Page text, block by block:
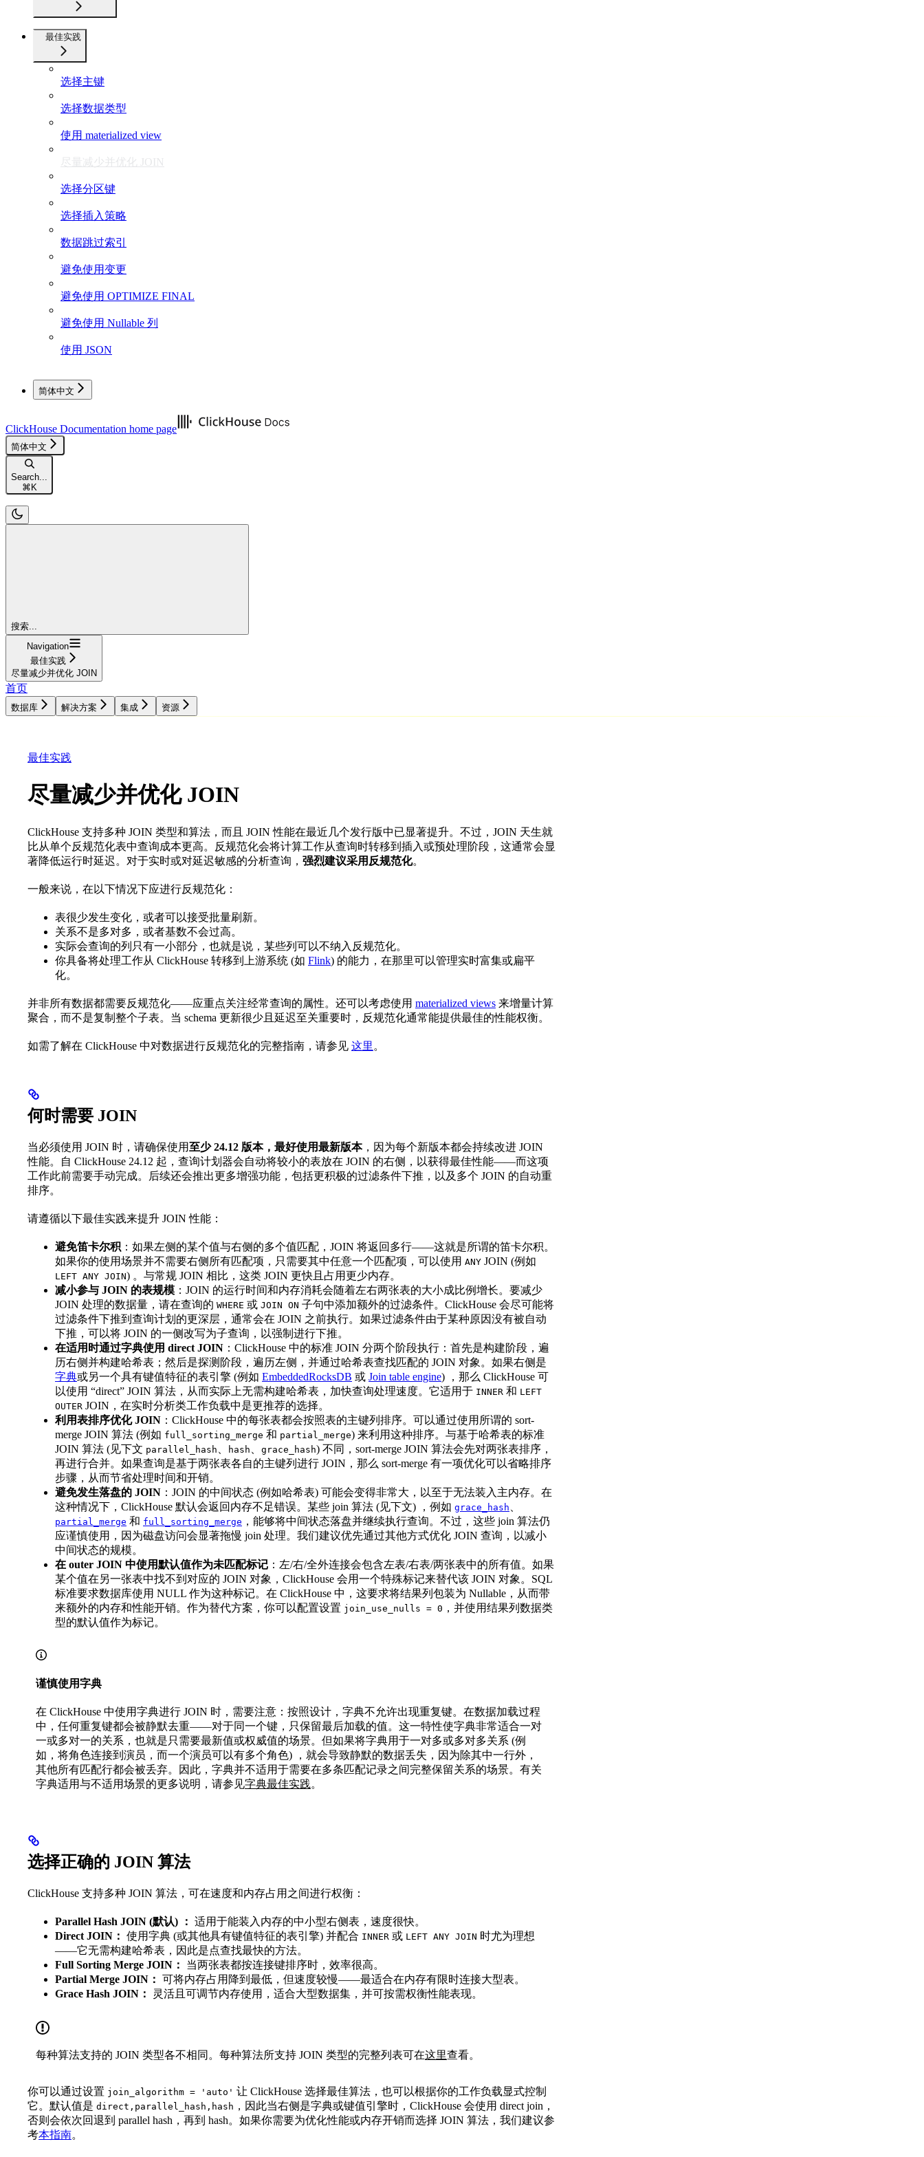
最佳实践
选择主键
选择数据类型
使用 materialized view
尽量减少并优化 JOIN
选择分区键
选择插入策略
数据跳过索引
避免使用变更
避免使用 OPTIMIZE FINAL
避免使用 Nullable 列
使用 JSON
简体中文
ClickHouse Documentation home page
简体中文
Search...
⌘ K
搜索...
Navigation
最佳实践
尽量减少并优化 JOIN
首页
数据库 解决方案 集成 资源
最佳实践
尽量减少并优化 JOIN
ClickHouse 支持多种 JOIN 类型和算法，而且 JOIN 性能在最近几个发行版中已显著提升。不过，JOIN 天生就
比从单个反规范化表中查询成本更高。反规范化会将计算工作从查询时转移到插入或预处理阶段，这通常会显
著降低运行时延迟。对于实时或对延迟敏感的分析查询， 强烈建议采用反规范化。
一般来说，在以下情况下应进行反规范化：
表很少发生变化，或者可以接受批量刷新。
关系不是多对多，或者基数不会过高。
实际会查询的列只有一小部分，也就是说，某些列可以不纳入反规范化。
你具备将处理工作从 ClickHouse 转移到上游系统 (如 Flink) 的能力，在那里可以管理实时富集或扁平
化。
并非所有数据都需要反规范化——应重点关注经常查询的属性。还可以考虑使用 materialized views 来增量计算
聚合，而不是复制整个子表。当 schema 更新很少且延迟至关重要时，反规范化通常能提供最佳的性能权衡。
如需了解在 ClickHouse 中对数据进行反规范化的完整指南，请参见 这里 。
何时需要 JOIN
当必须使用 JOIN 时，请确保使用至少 24.12 版本，最好使用最新版本，因为每个新版本都会持续改进 JOIN
性能。自 ClickHouse 24.12 起，查询计划器会自动将较小的表放在 JOIN 的右侧，以获得最佳性能——而这项
工作此前需要手动完成。后续还会推出更多增强功能，包括更积极的过滤条件下推，以及多个 JOIN 的自动重
排序。
请遵循以下最佳实践来提升 JOIN 性能：
避免笛卡尔积 ：如果左侧的某个值与右侧的多个值匹配，JOIN 将返回多行——这就是所谓的笛卡尔积。
如果你的使用场景并不需要右侧所有匹配项，只需要其中任意一个匹配项，可以使用 ANY JOIN (例如
LEFT ANY JOIN) 。与常规 JOIN 相比，这类 JOIN 更快且占用更少内存。
减小参与 JOIN 的表规模 ：JOIN 的运行时间和内存消耗会随着左右两张表的大小成比例增长。要减少
JOIN 处理的数据量，请在查询的 WHERE 或 JOIN ON 子句中添加额外的过滤条件。ClickHouse 会尽可能将
过滤条件下推到查询计划的更深层，通常会在 JOIN 之前执行。如果过滤条件由于某种原因没有被自动
下推，可以将 JOIN 的一侧改写为子查询，以强制进行下推。
在适用时通过字典使用 direct JOIN ：ClickHouse 中的标准 JOIN 分两个阶段执行：首先是构建阶段，遍
历右侧并构建哈希表；然后是探测阶段，遍历左侧，并通过哈希表查找匹配的 JOIN 对象。如果右侧是
字典或另一个具有键值特征的表引擎 (例如 EmbeddedRocksDB 或 Join table engine) ，那么 ClickHouse 可
以使用 “direct” JOIN 算法，从而实际上无需构建哈希表，加快查询处理速度。它适用于 INNER 和 LEFT
OUTER JOIN，在实时分析类工作负载中是更推荐的选择。
利用表排序优化 JOIN ：ClickHouse 中的每张表都会按照表的主键列排序。可以通过使用所谓的 sort-
merge JOIN 算法 (例如 full_sorting_merge 和 partial_merge) 来利用这种排序。与基于哈希表的标准
JOIN 算法 (见下文 parallel_hash hash grace_hash) 不同，sort-merge JOIN 算法会先对两张表排序，
再进行合并。如果查询是基于两张表各自的主键列进行 JOIN，那么 sort-merge 有一项优化可以省略排序
步骤，从而节省处理时间和开销。
避免发生落盘的 JOIN ：JOIN 的中间状态 (例如哈希表) 可能会变得非常大，以至于无法装入主内存。在
这种情况下，ClickHouse 默认会返回内存不足错误。某些 join 算法 (见下文) ，例如 grace_hash
partial_merge 和 full_sorting_merge ，能够将中间状态落盘并继续执行查询。不过，这些 join 算法仍
应谨慎使用，因为磁盘访问会显著拖慢 join 处理。我们建议优先通过其他方式优化 JOIN 查询，以减小
中间状态的规模。
在 outer JOIN 中使用默认值作为未匹配标记 ：左/右/全外连接会包含左表/右表/两张表中的所有值。如果
某个值在另一张表中找不到对应的 JOIN 对象，ClickHouse 会用一个特殊标记来替代该 JOIN 对象。SQL
标准要求数据库使用 NULL 作为这种标记。在 ClickHouse 中，这要求将结果列包装为 Nullable，从而带
来额外的内存和性能开销。作为替代方案，你可以配置设置 join_use_nulls = 0 ，并使用结果列数据类
型的默认值作为标记。
谨慎使用字典
在 ClickHouse 中使用字典进行 JOIN 时，需要注意：按照设计，字典不允许出现重复键。在数据加载过程
中，任何重复键都会被静默去重——对于同一个键，只保留最后加载的值。这一特性使字典非常适合一对
一或多对一的关系，也就是只需要最新值或权威值的场景。但如果将字典用于一对多或多对多关系 (例
如，将角色连接到演员，而一个演员可以有多个角色) ，就会导致静默的数据丢失，因为除其中一行外，
其他所有匹配行都会被丢弃。因此，字典并不适用于需要在多条匹配记录之间完整保留关系的场景。有关
字典适用与不适用场景的更多说明，请参见字典最佳实践。
选择正确的 JOIN 算法
ClickHouse 支持多种 JOIN 算法，可在速度和内存占用之间进行权衡：
Parallel Hash JOIN (默认) ： 适用于能装入内存的中小型右侧表，速度很快。
Direct JOIN： 使用字典 (或其他具有键值特征的表引擎) 并配合 INNER 或 LEFT ANY JOIN 时尤为理想
——它无需构建哈希表，因此是点查找最快的方法。
Full Sorting Merge JOIN：
当两张表都按连接键排序时，效率很高。
Partial Merge JOIN： 可将内存占用降到最低，但速度较慢——最适合在内存有限时连接大型表。
Grace Hash JOIN：
灵活且可调节内存使用，适合大型数据集，并可按需权衡性能表现。
每种算法支持的 JOIN 类型各不相同。每种算法所支持 JOIN 类型的完整列表可在这里查看。
你可以通过设置 join_algorithm = 'auto' 让 ClickHouse 选择最佳算法，也可以根据你的工作负载显式控制
它。默认值是 direct,parallel_hash,hash ，因此当右侧是字典或键值引擎时，ClickHouse 会使用 direct join，
否则会依次回退到 parallel hash，再到 hash。如果你需要为优化性能或内存开销而选择 JOIN 算法，我们建议参
考本指南。